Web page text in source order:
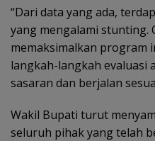
“Dari data yang ada,
yang mengalami stunting.
memaksimalkan program
langkah-langkah evaluasi
sasaran dan berjalan
Wakil Bupati turut
seluruh pihak yang telah